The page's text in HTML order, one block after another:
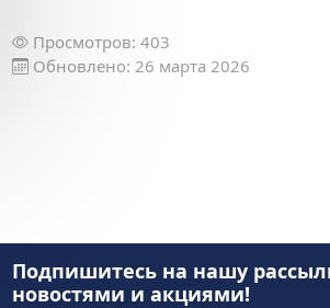
Просмотров: 403
Обновлено: 26 марта 2026
Подпишитесь на нашу
новостями и акциями!